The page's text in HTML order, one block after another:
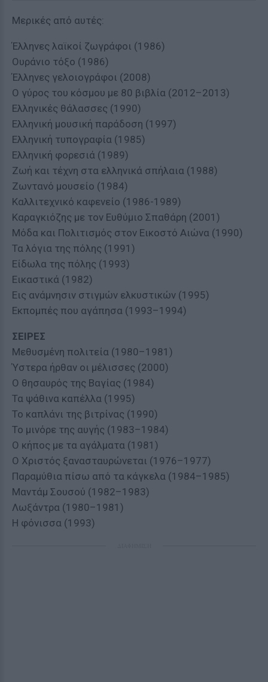
Μερικές από αυτές:
Έλληνες λαϊκοί ζωγράφοι (1986)
Ουράνιο τόξο (1986)
Έλληνες γελοιογράφοι (2008)
Ο γύρος του κόσμου με 80 βιβλία (2012–2013)
Ελληνικές θάλασσες (1990)
Ελληνική μουσική παράδοση (1997)
Ελληνική τυπογραφία (1985)
Ελληνική φορεσιά (1989)
Ζωή και τέχνη στα ελληνικά σπήλαια (1988)
Ζωντανό μουσείο (1984)
Καλλιτεχνικό καφενείο (1986-1989)
Καραγκιόζης με τον Ευθύμιο Σπαθάρη (2001)
Μόδα και Πολιτισμός στον Εικοστό Αιώνα (1990)
Τα λόγια της πόλης (1991)
Είδωλα της πόλης (1993)
Εικαστικά (1982)
Εις ανάμνησιν στιγμών ελκυστικών (1995)
Εκπομπές που αγάπησα (1993–1994)
ΣΕΙΡΕΣ
Μεθυσμένη πολιτεία (1980–1981)
Ύστερα ήρθαν οι μέλισσες (2000)
Ο θησαυρός της Βαγίας (1984)
Τα ψάθινα καπέλλα (1995)
Το καπλάνι της βιτρίνας (1990)
Το μινόρε της αυγής (1983–1984)
Ο κήπος με τα αγάλματα (1981)
Ο Χριστός ξανασταυρώνεται (1976–1977)
Παραμύθια πίσω από τα κάγκελα (1984–1985)
Μαντάμ Σουσού (1982–1983)
Λωξάντρα (1980–1981)
Η φόνισσα (1993)